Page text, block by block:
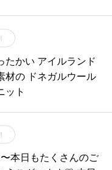
たかい アイルランド
材の ドネガルウール
ット
本日もたくさんのご